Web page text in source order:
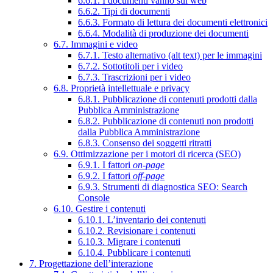
6.6.2. Tipi di documenti
6.6.3. Formato di lettura dei documenti elettronici
6.6.4. Modalità di produzione dei documenti
6.7. Immagini e video
6.7.1. Testo alternativo (alt text) per le immagini
6.7.2. Sottotitoli per i video
6.7.3. Trascrizioni per i video
6.8. Proprietà intellettuale e privacy
6.8.1. Pubblicazione di contenuti prodotti dalla
Pubblica Amministrazione
6.8.2. Pubblicazione di contenuti non prodotti
dalla Pubblica Amministrazione
6.8.3. Consenso dei soggetti ritratti
6.9. Ottimizzazione per i motori di ricerca (SEO)
6.9.1. I fattori on-page
6.9.2. I fattori off-page
6.9.3. Strumenti di diagnostica SEO: Search
Console
6.10. Gestire i contenuti
6.10.1. L’inventario dei contenuti
6.10.2. Revisionare i contenuti
6.10.3. Migrare i contenuti
6.10.4. Pubblicare i contenuti
7. Progettazione dell’interazione